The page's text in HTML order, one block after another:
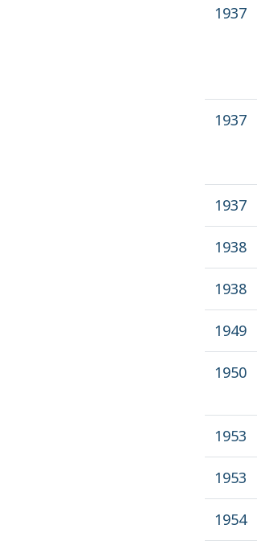
1937
1937
1937
1938
1938
1949
1950
1953
1953
1954